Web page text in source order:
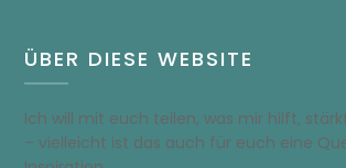
ÜBER DIESE WEBSITE
Ich will mit euch teilen, was mir hilft,
– vielleicht ist das auch für euch eine